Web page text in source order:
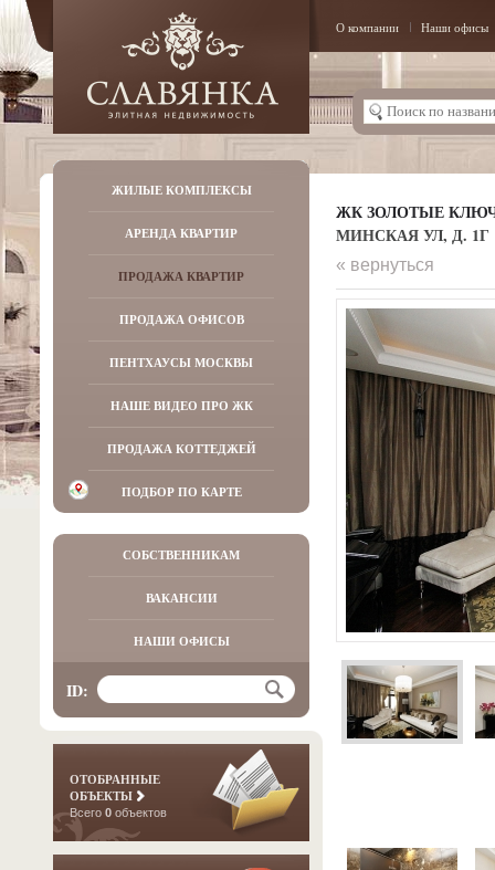
О компании Наши офисы
ЖИЛЫЕ КОМПЛЕКСЫ
АРЕНДА КВАРТИР
ПРОДАЖА КВАРТИР
ПРОДАЖА ОФИСОВ
ПЕНТХАУСЫ МОСКВЫ
НАШЕ ВИДЕО ПРО ЖК
ПРОДАЖА КОТТЕДЖЕЙ
ПОДБОР ПО КАРТЕ
СОБСТВЕННИКАМ
ВАКАНСИИ
НАШИ ОФИСЫ
ID:
ОТОБРАННЫЕ
ОБЪЕКТЫ
Всего 0 объектов
ЖК ЗОЛОТЫЕ
МИНСКАЯ УЛ, Д. 1Г
« вернуться